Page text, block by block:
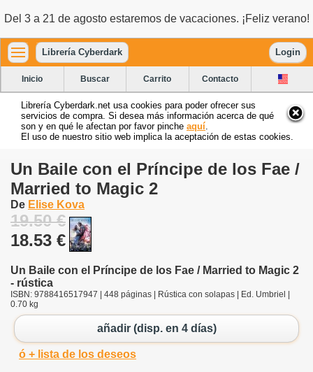
Del 3 a 21 de agosto estaremos de vacaciones. ¡Feliz verano!
Librería Cyberdark Login
Inicio Buscar Carrito Contacto
Librería Cyberdark.net usa cookies para poder ofrecer sus
servicios de compra. Si desea más información acerca de qué
son y en qué le afectan por favor pinche aquí
El uso de nuestro sitio web implica la aceptación de estas cookies.
Un Baile con el Príncipe de los Fae /
Married to Magic 2
De Elise Kova
19.50 €
18.53 €
Un Baile con el Príncipe de los Fae / Married to Magic 2
- rústica
ISBN: 9788416517947 | 448 páginas | Rústica con solapas | Ed. Umbriel |
0.70 kg
añadir (disp. en 4 días)
ó + lista de los deseos